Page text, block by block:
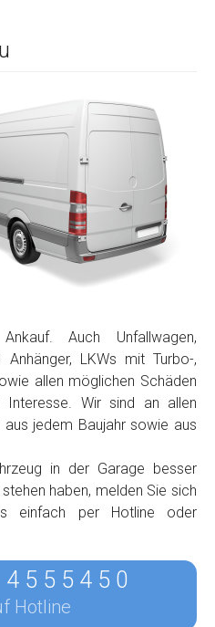
Auch Unfallwagen,
Anhänger, LKWs mit Turbo-,
allen möglichen Schäden
Wir sind an allen
jedem Baujahr sowie aus
in der Garage besser
haben, melden Sie sich
einfach per Hotline oder
4 5 5 5 4 5 0
Hotline